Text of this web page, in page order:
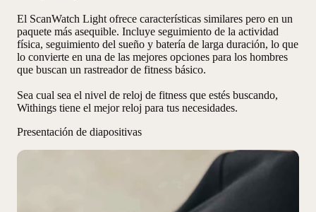
El ScanWatch Light ofrece características similares pero en un
paquete más asequible. Incluye seguimiento de la actividad
física, seguimiento del sueño y batería de larga duración, lo que
lo convierte en una de las mejores opciones para los hombres
que buscan un rastreador de fitness básico.
Sea cual sea el nivel de reloj de fitness que estés buscando,
Withings tiene el mejor reloj para tus necesidades.
Presentación de diapositivas